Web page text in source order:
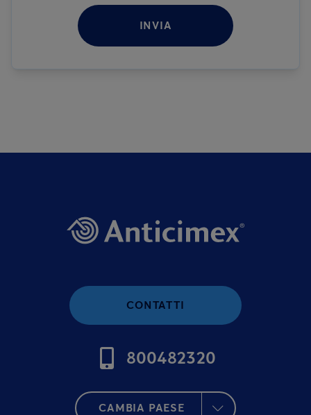
INVIA
CONTATTI
800482320
CAMBIA PAESE